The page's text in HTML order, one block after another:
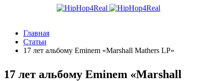
Главная
Статьи
17 лет альбому Eminem «Marshall Mathers LP»
17 лет альбому Eminem «Marshall